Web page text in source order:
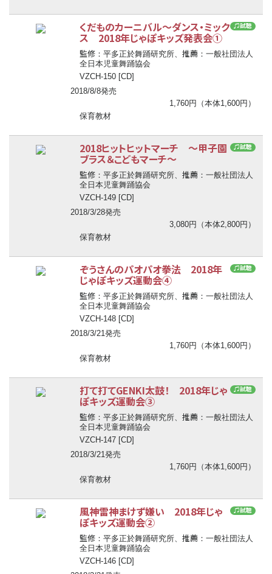
♫試聴
くだものカーニバル～ダンス・ミック
ス 2018年じゃぽキッズ発表会①
監修 ：平多正於舞踊研究所、 推薦 ：一般社団法人
全日本児童舞踊協会
VZCH-150 [CD]
2018/8/8発売
1,760円（本体1,600円）
保育教材
♫試聴
2018ヒットヒットマーチ ～甲子園
ブラス＆こどもマーチ～
監修 ：平多正於舞踊研究所、 推薦 ：一般社団法人
全日本児童舞踊協会
VZCH-149 [CD]
2018/3/28発売
3,080円（本体2,800円）
保育教材
♫試聴
ぞうさんのパオパオ拳法 2018年
じゃぽキッズ運動会④
監修 ：平多正於舞踊研究所、 推薦 ：一般社団法人
全日本児童舞踊協会
VZCH-148 [CD]
2018/3/21発売
1,760円（本体1,600円）
保育教材
♫試聴
打て打てGENKI太鼓！ 2018年じゃ
ぽキッズ運動会③
監修 ：平多正於舞踊研究所、 推薦 ：一般社団法人
全日本児童舞踊協会
VZCH-147 [CD]
2018/3/21発売
1,760円（本体1,600円）
保育教材
♫試聴
風神雷神まけず嫌い 2018年じゃ
ぽキッズ運動会②
監修 ：平多正於舞踊研究所、 推薦 ：一般社団法人
全日本児童舞踊協会
VZCH-146 [CD]